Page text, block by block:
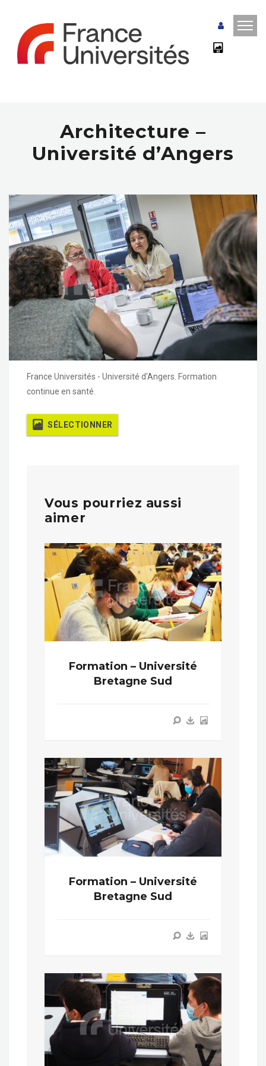
Architecture –
Université d’Angers
France Universités - Université d'Angers. Formation
continue en santé.
SÉLECTIONNER
Vous pourriez aussi
aimer
Formation – Université
Bretagne Sud
Formation – Université
Bretagne Sud